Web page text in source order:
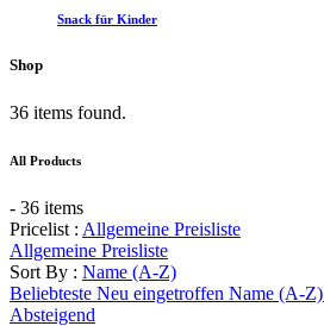
Snack für Kinder
Shop
36 items found.
All Products
- 36 items
Pricelist : Allgemeine Preisliste
Allgemeine Preisliste
Sort By : Name (A-Z)
Beliebteste Neu eingetroffen Name (A-Z)
Absteigend